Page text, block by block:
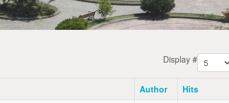
Display #
Author
Hits